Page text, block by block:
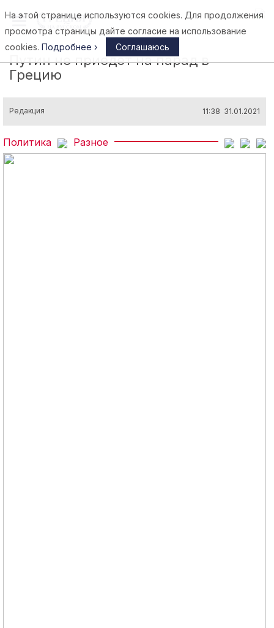
Афины
Путин не приедет на парад в
Грецию
Редакция 11:38 31.01.2021
Политика Разное
На этой странице используются cookies. Для продолжения
просмотра страницы дайте согласие на использование
cookies. Подробнее › Соглашаюсь